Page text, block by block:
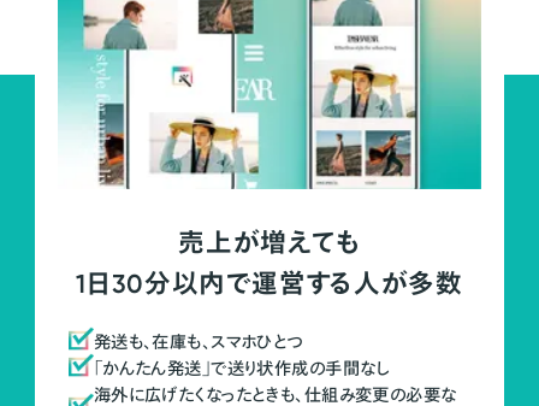
売上が増えても
1日30分以内で運営する人が多数
発送も、在庫も、スマホひとつ
「かんたん発送」で送り状作成の手間なし
海外に広げたくなったときも、仕組み変更の必要な